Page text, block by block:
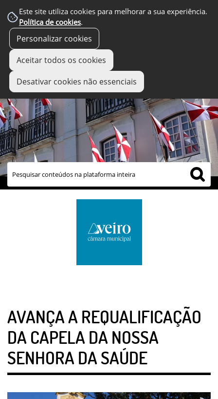
Este site utiliza cookies para melhorar a sua experiência.
Política de cookies.
Personalizar cookies
Aceitar todos os cookies
Desativar cookies não essenciais
links úteis
AVANÇA A REQUALIFICAÇÃO
DA CAPELA DA NOSSA
SENHORA DA SAÚDE